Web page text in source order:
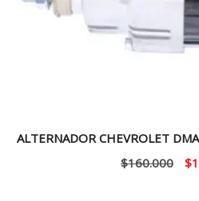
ALTERNADOR CHEVROLET
$160.000
El
$